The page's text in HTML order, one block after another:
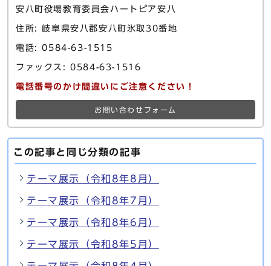
安八町役場教育委員会ハートピア安八
住所: 岐阜県安八郡安八町氷取30番地
電話: 0584-63-1515
ファックス: 0584-63-1516
電話番号のかけ間違いにご注意ください！
お問い合わせフォーム
この記事と同じ分類の記事
テーマ展示（令和8年8月）
テーマ展示（令和8年7月）
テーマ展示（令和8年6月）
テーマ展示（令和8年5月）